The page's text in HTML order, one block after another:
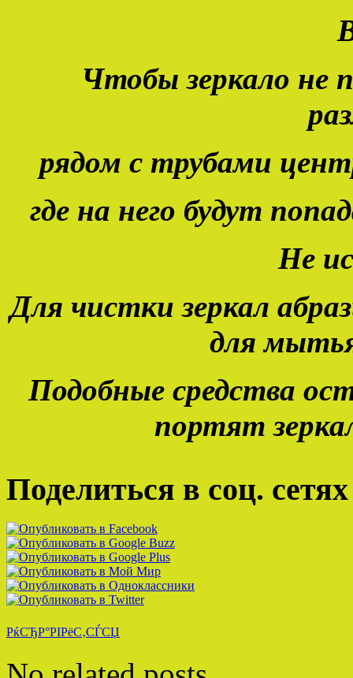
Чтобы зеркало не
рядом с трубами
где на него будут
Не
Для чистки зеркал
для
Подобные средства
портят
Поделиться в соц. сетях
РќСЂР°РІРёС‚СЃСЏ